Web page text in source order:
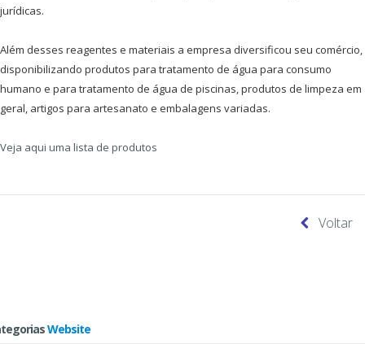
jurídicas.
Além desses reagentes e materiais a empresa diversificou seu comércio,
disponibilizando produtos para tratamento de água para consumo
humano e para tratamento de água de piscinas, produtos de limpeza em
geral, artigos para artesanato e embalagens variadas.
Veja aqui uma lista de produtos
Voltar
Website